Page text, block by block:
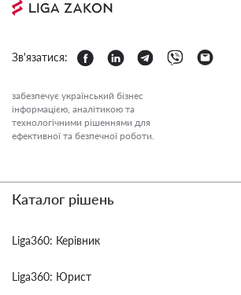
Зв'язатися:
забезпечує український бізнес
інформацією, аналітикою та
технологічними рішеннями для
ефективної та безпечної роботи.
Каталог рішень
Liga360: Керівник
Liga360: Юрист